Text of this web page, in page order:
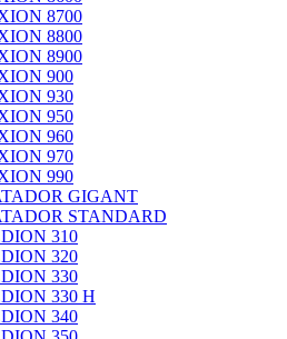
8700
8800
8900
900
930
950
960
970
990
GIGANT
STANDARD
310
320
330
330 H
340